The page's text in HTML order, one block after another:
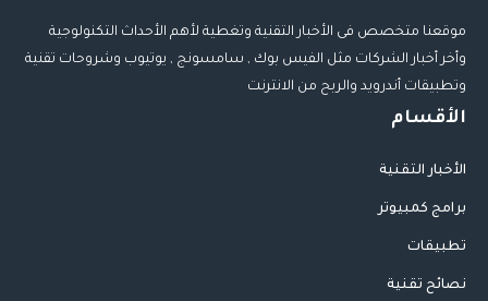
موقعنا متخصص فى الأخبار التقنية وتغطية لأهم الأحداث التكنولوجية
وأخر أخبار الشركات مثل الفيس بوك , سامسونج , يوتيوب وشروحات تقنية
وتطبيقات أندرويد والربح من الانترنت
الأقسام
الأخبار التقنية
برامج كمبيوتر
تطبيقات
نصائح تقنية